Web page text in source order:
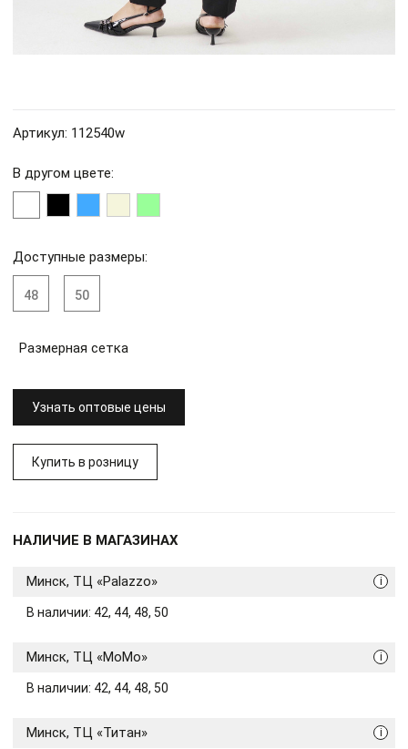
Артикул: 112540w
В другом цвете:
Доступные размеры:
48 50
Размерная сетка
Узнать оптовые цены
Купить в розницу
НАЛИЧИЕ В МАГАЗИНАХ
i
Минск, ТЦ «Palazzo»
В наличии: 42, 44, 48, 50
i
Минск, ТЦ «МоМо»
В наличии: 42, 44, 48, 50
i
Минск, ТЦ «Титан»